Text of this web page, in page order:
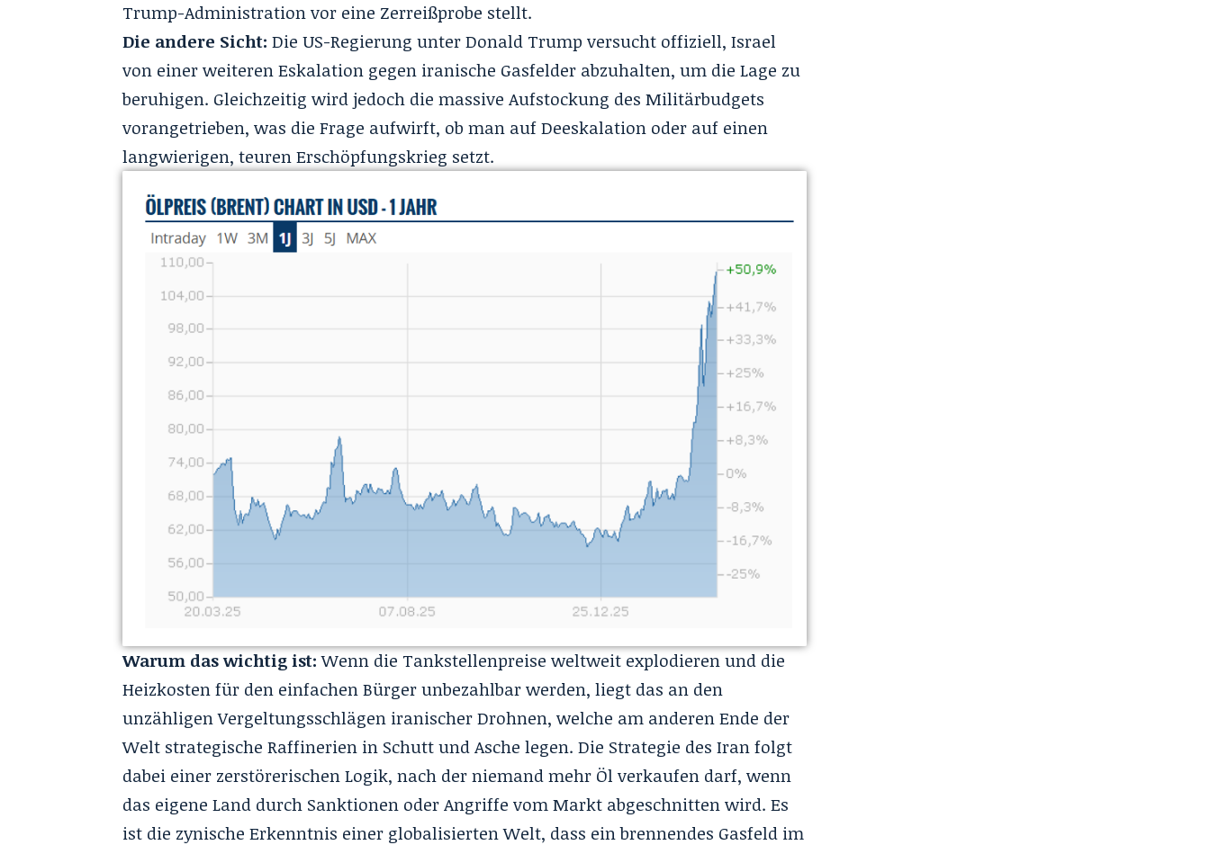
Trump-Administration vor eine Zerreißprobe stellt.
Die andere Sicht: Die US-Regierung unter Donald Trump versucht offiziell, Israel
von einer weiteren Eskalation gegen iranische Gasfelder abzuhalten, um die Lage zu
beruhigen. Gleichzeitig wird jedoch die massive Aufstockung des Militärbudgets
vorangetrieben, was die Frage aufwirft, ob man auf Deeskalation oder auf einen
langwierigen, teuren Erschöpfungskrieg setzt.
Warum das wichtig ist:Wenn die Tankstellenpreise weltweit explodieren und die
Heizkosten für den einfachen Bürger unbezahlbar werden, liegt das an den
unzähligen Vergeltungsschlägen iranischer Drohnen, welche am anderen Ende der
Welt strategische Raffinerien in Schutt und Asche legen. Die Strategie des Iran folgt
dabei einer zerstörerischen Logik, nach der niemand mehr Öl verkaufen darf, wenn
das eigene Land durch Sanktionen oder Angriffe vom Markt abgeschnitten wird. Es
ist die zynische Erkenntnis einer globalisierten Welt, dass ein brennendes Gasfeld im